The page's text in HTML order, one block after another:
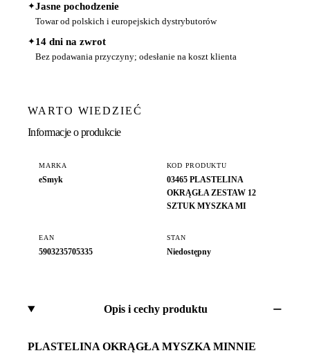
✦Jasne pochodzenie
Towar od polskich i europejskich dystrybutorów
✦14 dni na zwrot
Bez podawania przyczyny; odesłanie na koszt klienta
WARTO WIEDZIEĆ
Informacje o produkcie
MARKA
eSmyk
KOD PRODUKTU
03465 PLASTELINA
OKRĄGŁA ZESTAW 12
SZTUK MYSZKA MI
EAN
5903235705335
STAN
Niedostępny
Opis i cechy produktu
PLASTELINA OKRĄGŁA MYSZKA MINNIE